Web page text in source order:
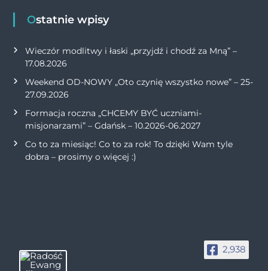
Ostatnie wpisy
Wieczór modlitwy i łaski „przyjdź i chodź za Mną” –
17.08.2026
Weekend OD-NOWY „Oto czynię wszystko nowe” – 25-
27.09.2026
Formacja roczna „CHCEMY BYĆ uczniami-
misjonarzami” – Gdańsk – 10.2026-06.2027
Co to za miesiąc! Co to za rok! To dzięki Wam tyle
dobra – prosimy o więcej :)
2,938